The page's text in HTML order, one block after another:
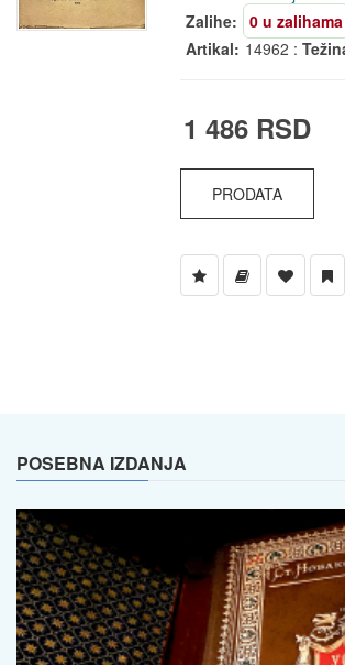
Zalihe:
0 u zalihama
Artikal: 14962 :
1 486 RSD
PRODATA
POSEBNA IZDANJA